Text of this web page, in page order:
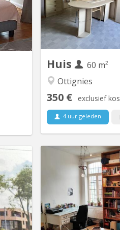
bij de
* 35
het
la...
Huis
60 m²
Ottignies
350 € exclusief
4 uur geleden
1459
built
a new
with
station
Maison
chambres (3x20m2
pour
jardin.
01/09/2026 -
domiciliation